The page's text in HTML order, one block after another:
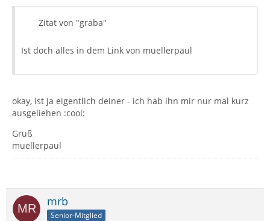
Zitat von "graba"
Ist doch alles in dem Link von muellerpaul
okay, ist ja eigentlich deiner - ich hab ihn mir nur mal kurz
ausgeliehen :cool:
Gruß
muellerpaul
mrb
Senior-Mitglied